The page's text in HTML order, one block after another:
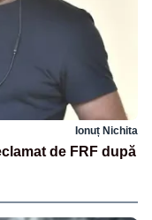
Ionuț Nichita
de FRF după